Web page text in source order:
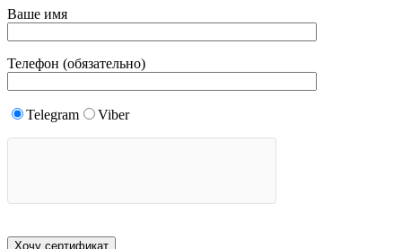
Ваше имя
Телефон (обязательно)
Telegram Viber